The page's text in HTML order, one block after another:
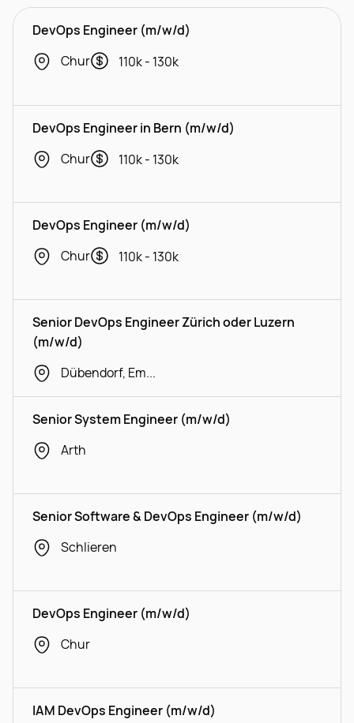
DevOps Engineer (m/w/d)
Chur
110k - 130k
DevOps Engineer in Bern (m/w/d)
Chur
110k - 130k
DevOps Engineer (m/w/d)
Chur
110k - 130k
Senior DevOps Engineer Zürich oder Luzern
(m/w/d)
Dübendorf, Emmen
Senior System Engineer (m/w/d)
Arth
Senior Software & DevOps Engineer (m/w/d)
Schlieren
DevOps Engineer (m/w/d)
Chur
IAM DevOps Engineer (m/w/d)